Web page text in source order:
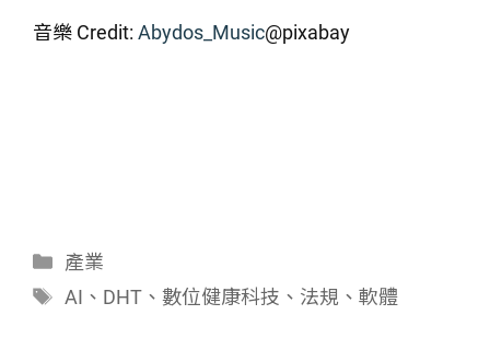
音樂 Credit: Abydos_Music@pixabay
分
類
產業
標
AI 、 DHT、 數位健康科技 、 法規 、 軟體